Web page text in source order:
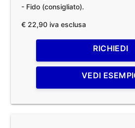
- Fido (consigliato).
€ 22,90 iva esclusa
RICHIEDI
VEDI